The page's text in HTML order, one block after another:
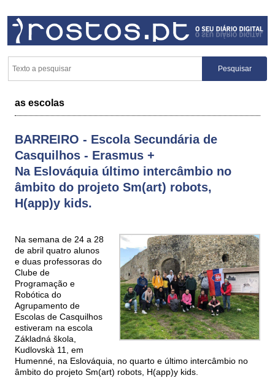
as escolas
BARREIRO - Escola Secundária de
Casquilhos - Erasmus +
Na Eslováquia último intercâmbio no
âmbito do projeto Sm(art) robots,
H(app)y kids.
Na semana de 24 a 28
de abril quatro alunos
e duas professoras do
Clube de
Programação e
Robótica do
Agrupamento de
Escolas de Casquilhos
estiveram na escola
Základná škola,
Kudlovskà 11, em
Humenné, na Eslováquia, no quarto e último intercâmbio no
âmbito do projeto Sm(art) robots, H(app)y kids.